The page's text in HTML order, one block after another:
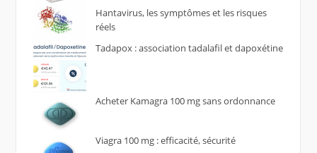
Hantavirus, les symptômes et les risques
réels
Tadapox : association tadalafil et dapoxétine
Acheter Kamagra 100 mg sans ordonnance
Viagra 100 mg : efficacité, sécurité